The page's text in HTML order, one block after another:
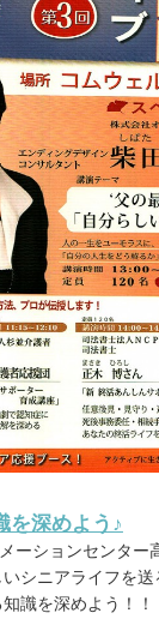
を深めよう♪
ーションセンター
シニアライフを
識を深めよう！